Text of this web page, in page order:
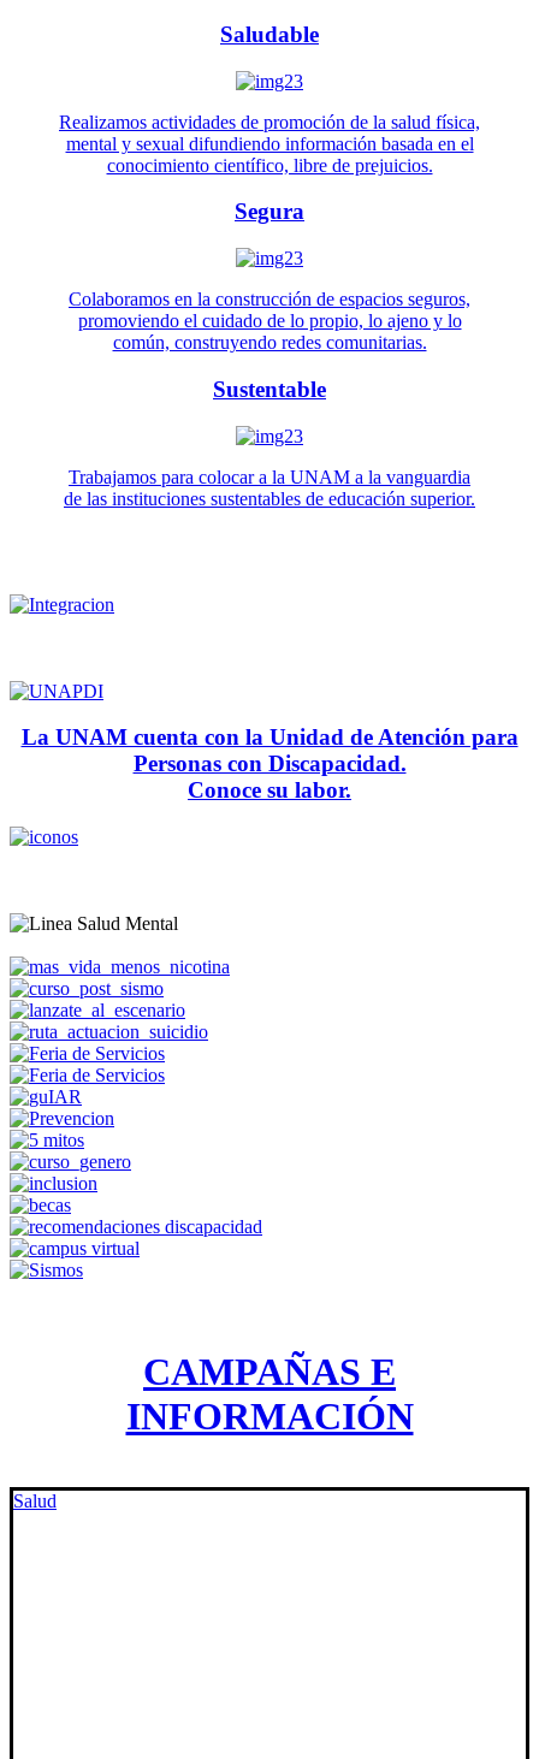
Saludable
Realizamos actividades de promoción de la salud física,
mental y sexual difundiendo información basada en el
conocimiento científico, libre de prejuicios.
Segura
Colaboramos en la construcción de espacios seguros,
promoviendo el cuidado de lo propio, lo ajeno y lo
común, construyendo redes comunitarias.
Sustentable
Trabajamos para colocar a la UNAM a la vanguardia
de las instituciones sustentables de educación superior.
La UNAM cuenta con la Unidad de Atención para
Personas con Discapacidad.
Conoce su labor.
CAMPAÑAS E
INFORMACIÓN
Salud